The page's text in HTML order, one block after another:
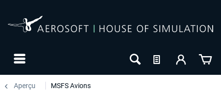
Aperçu MSFS Avions